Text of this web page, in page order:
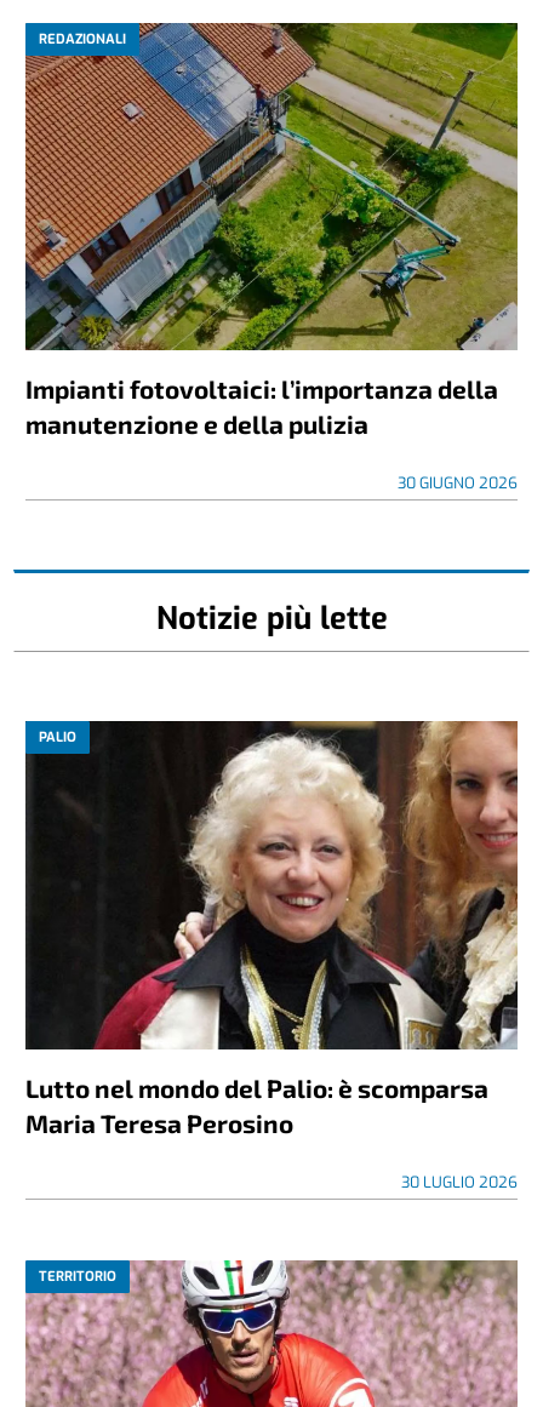
REDAZIONALI
Impianti fotovoltaici: l’importanza della
manutenzione e della pulizia
30 GIUGNO 2026
Notizie più lette
PALIO
Lutto nel mondo del Palio: è scomparsa
Maria Teresa Perosino
30 LUGLIO 2026
TERRITORIO